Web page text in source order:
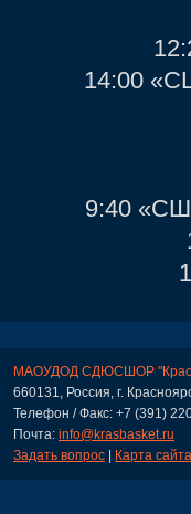
14:00
9:40 «СШ
МАОУДОД СДЮСШОР
660131, Россия, г.
Телефон / Факс: +7 (391)
Почта: info@krasbasket.ru
Задать вопрос | Карта сайта